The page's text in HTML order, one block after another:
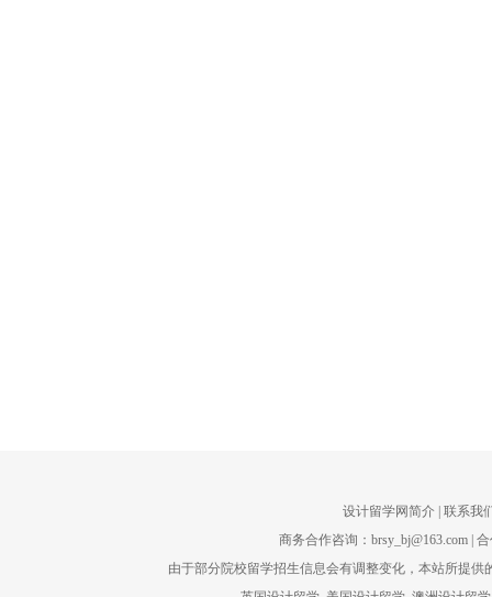
设计留学网简介 | 联系我
商务合作咨询：brsy_bj@163.com |
由于部分院校留学招生信息会有调整变化，本站所提供